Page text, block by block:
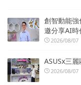
創智動能
邀分享AI時
2026/08/07
ASUSx三
2026/08/07